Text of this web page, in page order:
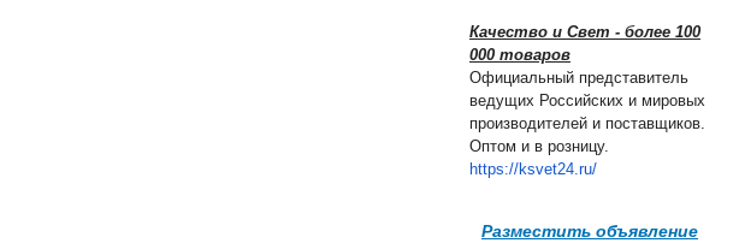
Качество и Свет - более 100
000 товаров
Официальный представитель
ведущих Российских и мировых
производителей и поставщиков.
Оптом и в розницу.
https://ksvet24.ru/
Разместить объявление